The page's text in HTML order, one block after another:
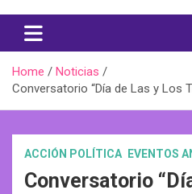
ANIP Chile
Home
Noticias
Conversatorio “Día de Las y Los
ACCIÓN POLÍTICA EVENTOS
Conversatorio